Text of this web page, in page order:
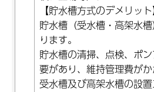
【貯水槽方式のデメリット
貯水槽（受水槽・高架水
ります。
貯水槽の清掃、点検、ポ
要があり、維持管理費がか
受水槽及び高架水槽の設